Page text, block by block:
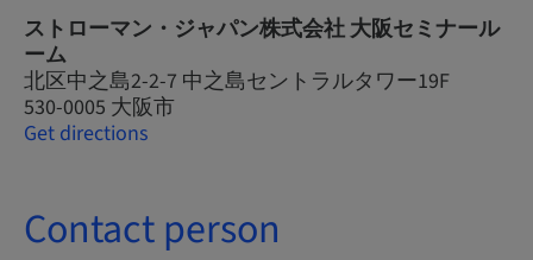
ストローマン・ジャパン株式会社 大阪セミナール
ーム
北区中之島2-2-7 中之島セントラルタワー19F
530-0005 大阪市
Get directions
Contact person